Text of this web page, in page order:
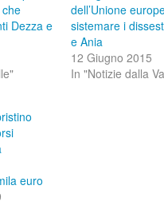
Dezza e
dell’Unione
sistemare i
e Ania
12 Giugno 2015
In "Notizie dalla
euro